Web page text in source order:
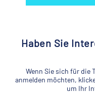
Haben Sie
Wenn Sie sich für die
anmelden möchten,
um Ihr